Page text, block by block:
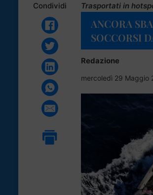
Condividi Trasportati in
ANCORA
SOCCORSI
Redazione
mercoledì 29 Maggio